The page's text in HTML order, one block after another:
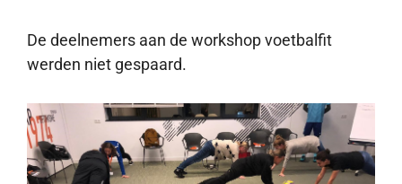
De deelnemers aan de workshop voetbalfit
werden niet gespaard.